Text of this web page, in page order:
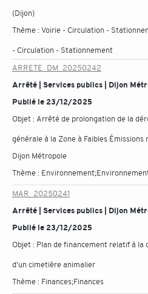
(Dijon)
Thème :Voirie - Circulation -
- Circulation - Stationnement
ARRETE_DM_20250242
Arrêté | Services publics | Dijon
Publié le 23/12/2025
Objet : Arrêté de prolongation de la
générale à la Zone à Faibles Émissions
Dijon Métropole
Thème :
MAR_20250241
Arrêté | Services publics | Dijon
Publié le 23/12/2025
Objet : Plan de financement relatif à la
d'un cimetière animalier
Thème : Finances;Finances